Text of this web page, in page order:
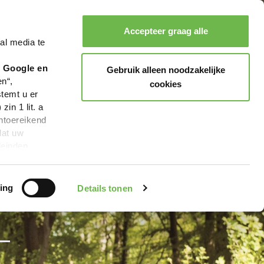
media te
en
u er
zin 1 lit. a
uw
Details tonen
Accepteer graag alle
Gebruik alleen noodzakelijke
cookies
Boeken Menu